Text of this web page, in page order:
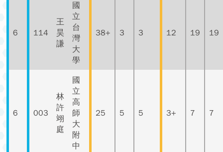
6 114
王
昊
謙
國
立
台
灣
大
學
38+ 3 3 12 19 19
6 003
林
許
翊
庭
國
立
高
師
大
附
中
25 5 5 3+ 7 7